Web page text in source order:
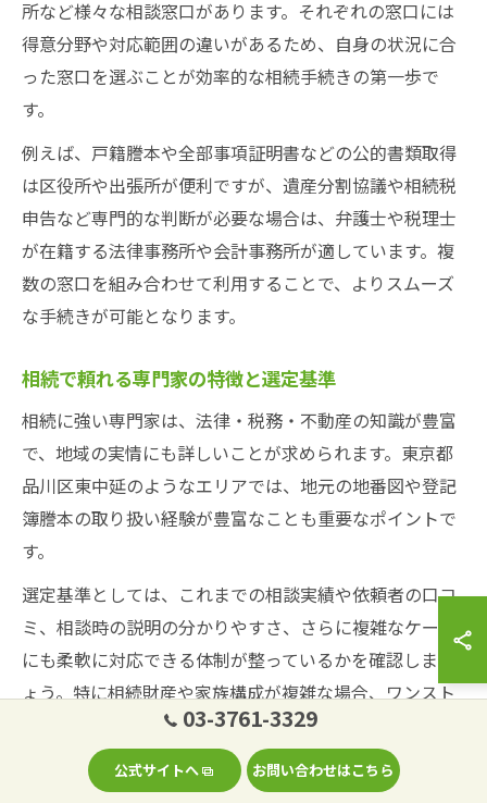
所など様々な相談窓口があります。それぞれの窓口には
得意分野や対応範囲の違いがあるため、自身の状況に合
った窓口を選ぶことが効率的な相続手続きの第一歩で
す。
例えば、戸籍謄本や全部事項証明書などの公的書類取得
は区役所や出張所が便利ですが、遺産分割協議や相続税
申告など専門的な判断が必要な場合は、弁護士や税理士
が在籍する法律事務所や会計事務所が適しています。複
数の窓口を組み合わせて利用することで、よりスムーズ
な手続きが可能となります。
相続で頼れる専門家の特徴と選定基準
相続に強い専門家は、法律・税務・不動産の知識が豊富
で、地域の実情にも詳しいことが求められます。東京都
品川区東中延のようなエリアでは、地元の地番図や登記
簿謄本の取り扱い経験が豊富なことも重要なポイントで
す。
選定基準としては、これまでの相談実績や依頼者の口コ
ミ、相談時の説明の分かりやすさ、さらに複雑なケース
にも柔軟に対応できる体制が整っているかを確認しまし
ょう。特に相続財産や家族構成が複雑な場合、ワンスト
ップで複数分野に対応できる専門家を選ぶと安心です。
区役所や法務局を利用した相談方法の紹介
03-3761-3329
公式サイトへ お問い合わせはこちら